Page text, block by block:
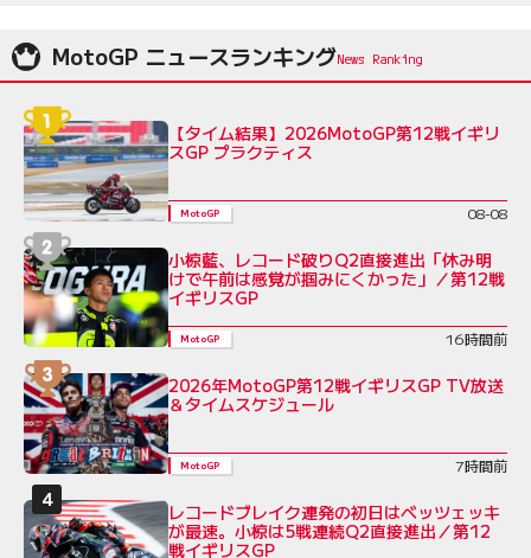
MotoGP ニュースランキング
【タイム結果】2026MotoGP第12戦イギリ
スGP プラクティス
MotoGP 08-08
小椋藍、レコード破りQ2直接進出「休み明
けで午前は感覚が掴みにくかった」／第12戦
イギリスGP
MotoGP 16時間前
2026年MotoGP第12戦イギリスGP TV放送
＆タイムスケジュール
MotoGP 7時間前
レコードブレイク連発の初日はベッツェッキ
が最速。小椋は5戦連続Q2直接進出／第12
戦イギリスGP